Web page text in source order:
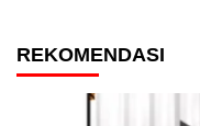
REKOMENDASI